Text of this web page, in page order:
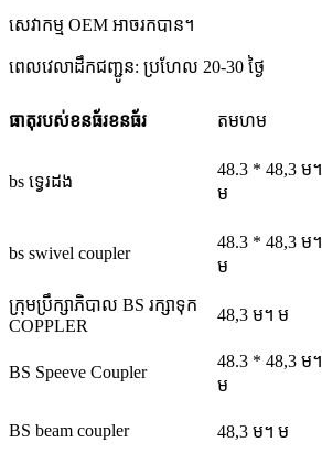
សេវាកម្ម OEM អាចរកបាន។
ពេលវេលាដឹកជញ្ជូន: ប្រហែល 20-30 ថ្ងៃ
ធាតុរបស់ខនធ័រខនធ័រ តមហម
bs ទ្វេរដង
48.3 * 48,3 ម។
ម
bs swivel coupler
48.3 * 48,3 ម។
ម
ក្រុមប្រឹក្សាភិបាល BS រក្សាទុក
COPPLER
48,3 ម។ ម
BS Speeve Coupler
48.3 * 48,3 ម។
ម
BS beam coupler 48,3 ម។ ម